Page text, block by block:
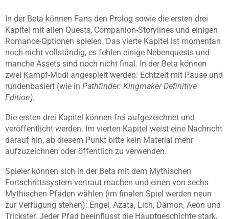
In der Beta können Fans den Prolog sowie die ersten drei
Kapitel mit allen Quests, Companion-Storylines und einigen
Romance-Optionen spielen. Das vierte Kapitel ist momentan
noch nicht vollständig, es fehlen einige Nebenquests und
manche Assets sind noch nicht final. In der Beta können
zwei Kampf-Modi angespielt werden: Echtzeit mit Pause und
rundenbasiert (wie in Pathfinder: Kingmaker Definitive
Edition).
Die ersten drei Kapitel können frei aufgezeichnet und
veröffentlicht werden. Im vierten Kapitel weist eine Nachricht
darauf hin, ab diesem Punkt bitte kein Material mehr
aufzuzeichnen oder öffentlich zu verwenden.
Spieler können sich in der Beta mit dem Mythischen
Fortschrittssystem vertraut machen und einen von sechs
Mythischen Pfaden wählen (im finalen Spiel werden neun
zur Verfügung stehen): Engel, Azata, Lich, Dämon, Aeon und
Trickster. Jeder Pfad beeinflusst die Hauptgeschichte stark,